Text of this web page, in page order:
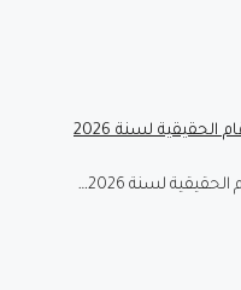
لسنة 2026
لسنة 2026…